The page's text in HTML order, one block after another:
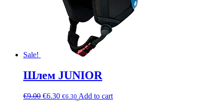
Sale!
Шлем JUNIOR
€9.00 €6.30 €6.30 Add to cart